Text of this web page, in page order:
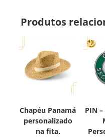
Produtos
Chapéu Panamá
personalizado
na fita.
PIN